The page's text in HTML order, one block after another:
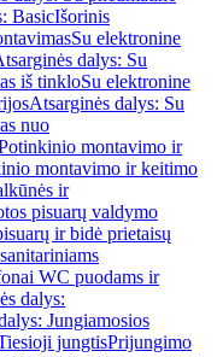
BasicIšorinis
Su elektronine
dalys: Su
iš tinkloSu elektronine
Atsarginės dalys: Su
nuo
montavimo ir
montavimo ir keitimo
ir
pisuarų valdymo
ir bidė prietaisų
WC puodams ir
dalys:
Jungiamosios
jungtisPrijungimo